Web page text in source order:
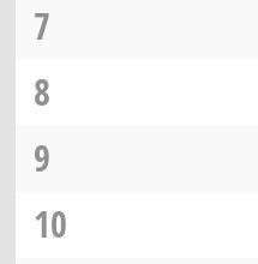
7
8
9
10